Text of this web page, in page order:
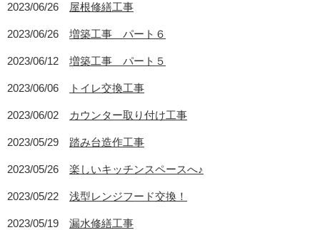
2023/06/26 屋根修繕工事
2023/06/26 増築工事 パート６
2023/06/12 増築工事 パート５
2023/06/06 トイレ交換工事
2023/06/02 カウンター取り付け工事
2023/05/29 踏み台造作工事
2023/05/26 楽しいキッチンスペースへ♪
2023/05/22 浅型レンジフード交換！
2023/05/19 漏水修繕工事